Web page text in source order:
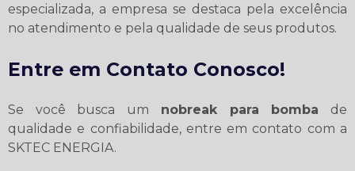
especializada, a empresa se destaca pela excelência
no atendimento e pela qualidade de seus produtos.
Entre em Contato Conosco!
Se você busca um nobreak para bomba de
qualidade e confiabilidade, entre em contato com a
SKTEC ENERGIA.